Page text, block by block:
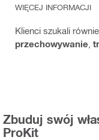
WIĘCEJ INFORMACJI
Klienci szukali
przechowywanie
Zbuduj swój
ProKit